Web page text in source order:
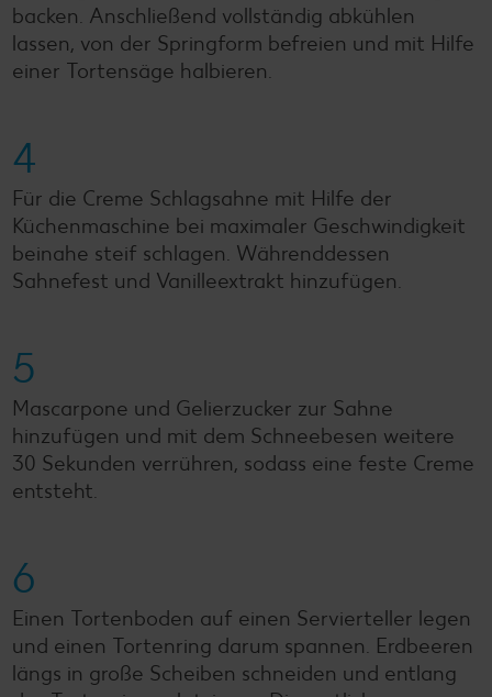
backen. Anschließend vollständig abkühlen
lassen, von der Springform befreien und mit Hilfe
einer Tortensäge halbieren.
4
Für die Creme Schlagsahne mit Hilfe der
Küchenmaschine bei maximaler Geschwindigkeit
beinahe steif schlagen. Währenddessen
Sahnefest und Vanilleextrakt hinzufügen.
5
Mascarpone und Gelierzucker zur Sahne
hinzufügen und mit dem Schneebesen weitere
30 Sekunden verrühren, sodass eine feste Creme
entsteht.
6
Einen Tortenboden auf einen Servierteller legen
und einen Tortenring darum spannen. Erdbeeren
längs in große Scheiben schneiden und entlang